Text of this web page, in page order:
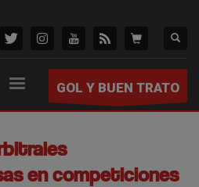
GOL Y BUEN TRATO
en competiciones